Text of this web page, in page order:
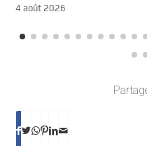
4 août 2026